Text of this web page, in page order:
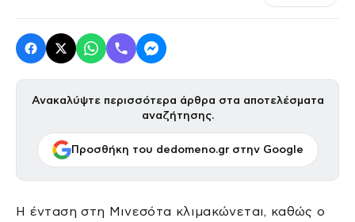
Ανακαλύψτε περισσότερα άρθρα στα αποτελέσματα
αναζήτησης.
Προσθήκη του dedomeno.gr στην Google
Η ένταση στη Μινεσότα κλιμακώνεται, καθώς ο